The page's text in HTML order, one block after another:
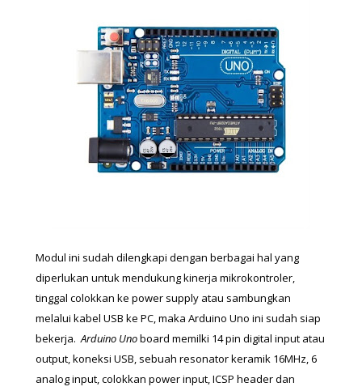
Modul ini sudah dilengkapi dengan berbagai hal yang
diperlukan untuk mendukung kinerja mikrokontroler,
tinggal colokkan ke power supply atau sambungkan
melalui kabel USB ke PC, maka Arduino Uno ini sudah siap
bekerja. Arduino Uno board memilki 14 pin digital input atau
output, koneksi USB, sebuah resonator keramik 16MHz, 6
analog input, colokkan power input, ICSP header dan